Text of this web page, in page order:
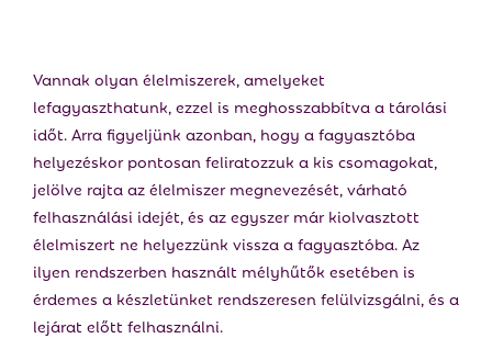
Vannak olyan élelmiszerek, amelyeket
lefagyaszthatunk, ezzel is meghosszabbítva a tárolási
időt. Arra figyeljünk azonban, hogy a fagyasztóba
helyezéskor pontosan feliratozzuk a kis csomagokat,
jelölve rajta az élelmiszer megnevezését, várható
felhasználási idejét, és az egyszer már kiolvasztott
élelmiszert ne helyezzünk vissza a fagyasztóba. Az
ilyen rendszerben használt mélyhűtők esetében is
érdemes a készletünket rendszeresen felülvizsgálni, és a
lejárat előtt felhasználni.